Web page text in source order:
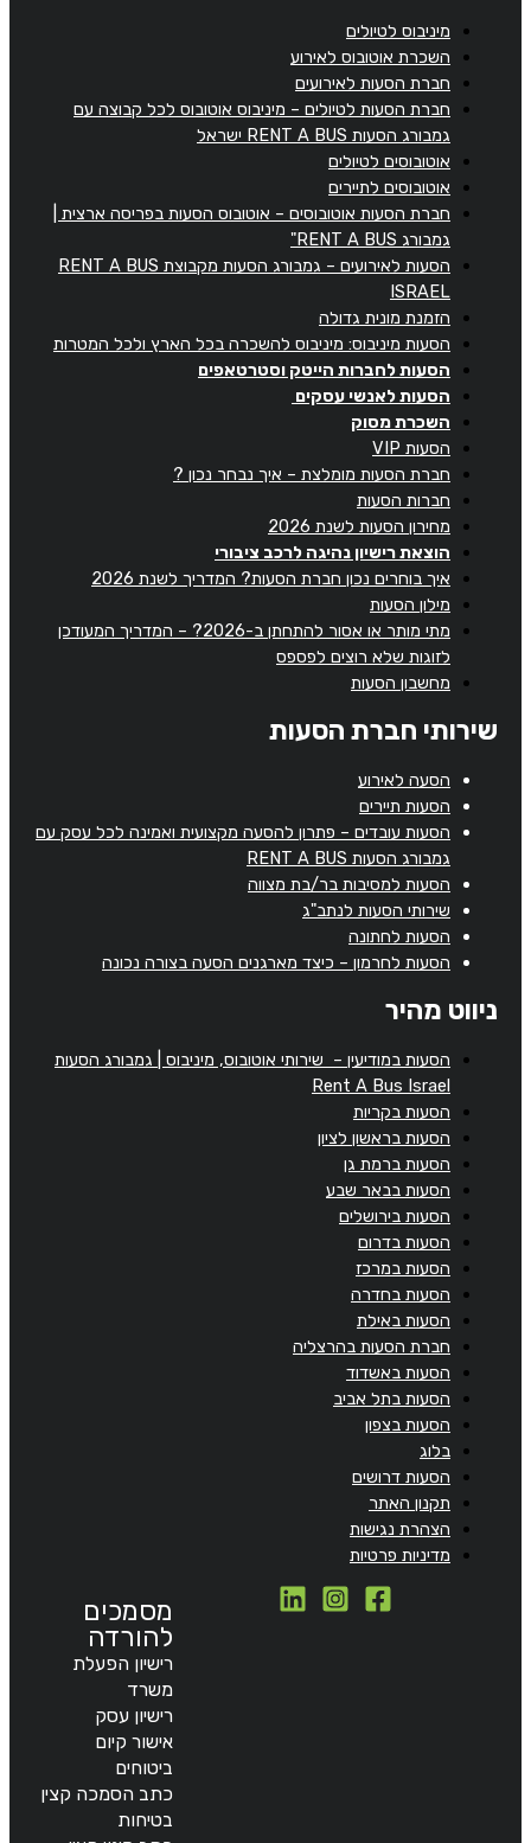
מיניבוס לטיולים
השכרת אוטובוס לאירוע
חברת הסעות לאירועים
חברת הסעות לטיולים – מיניבוס אוטובוס לכל קבוצה עם
גמבורג הסעות RENT A BUS ישראל
אוטובוסים לטיולים
אוטובוסים לתיירים
חברת הסעות אוטובוסים – אוטובוס הסעות בפריסה ארצית |
גמבורג RENT A BUS"
הסעות לאירועים – גמבורג הסעות מקבוצת RENT A BUS
ISRAEL
הזמנת מונית גדולה
הסעות מיניבוס: מיניבוס להשכרה בכל הארץ ולכל המטרות
הסעות לחברות הייטק וסטרטאפים
הסעות לאנשי עסקים
השכרת מסוק
הסעות VIP
חברת הסעות מומלצת – איך נבחר נכון ?
חברות הסעות
מחירון הסעות לשנת 2026
הוצאת רישיון נהיגה לרכב ציבורי
איך בוחרים נכון חברת הסעות? המדריך לשנת 2026
מילון הסעות
מתי מותר או אסור להתחתן ב-2026? – המדריך המעודכן
לזוגות שלא רוצים לפספס
מחשבון הסעות
שירותי חברת הסעות
הסעה לאירוע
הסעות תיירים
הסעות עובדים – פתרון להסעה מקצועית ואמינה לכל עסק עם
גמבורג הסעות RENT A BUS
הסעות למסיבות בר/בת מצווה
שירותי הסעות לנתב"ג
הסעות לחתונה
הסעות לחרמון – כיצד מארגנים הסעה בצורה נכונה
ניווט מהיר
הסעות במודיעין – שירותי אוטובוס, מיניבוס | גמבורג הסעות
Rent A Bus Israel
הסעות בקריות
הסעות בראשון לציון
הסעות ברמת גן
הסעות בבאר שבע
הסעות בירושלים
הסעות בדרום
הסעות במרכז
הסעות בחדרה
הסעות באילת
חברת הסעות בהרצליה
הסעות באשדוד
הסעות בתל אביב
הסעות בצפון
בלוג
הסעות דרושים
תקנון האתר
הצהרת נגישות
מדיניות פרטיות
מסמכים
להורדה
רישיון הפעלת
משרד
רישיון עסק
אישור קיום
ביטוחים
כתב הסמכה קצין
בטיחות